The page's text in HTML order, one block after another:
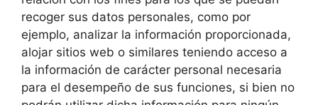
recoger sus datos personales, como por
ejemplo, analizar la información proporcionada,
alojar sitios web o similares teniendo acceso a
la información de carácter personal necesaria
para el desempeño de sus funciones, si bien no